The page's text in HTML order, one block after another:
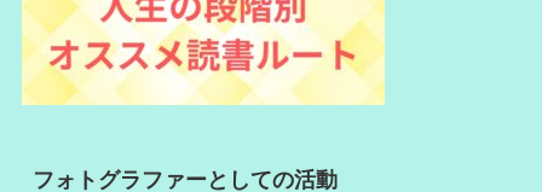
フォトグラファーとしての活動